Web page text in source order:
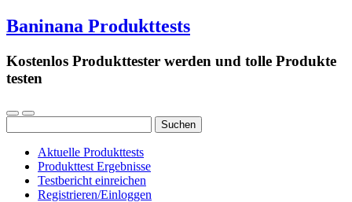
Baninana Produkttests
Kostenlos Produkttester werden und tolle Produkte
testen
nach:
Aktuelle Produkttests
Produkttest Ergebnisse
Testbericht einreichen
Registrieren/Einloggen